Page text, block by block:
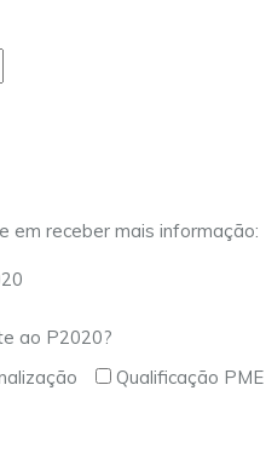
em receber mais informação:
ao P2020?
Qualificação PME